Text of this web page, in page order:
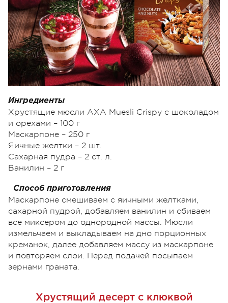
Ингредиенты
Хрустящие мюсли АХА Muesli Crispy с шоколадом
и орехами – 100 г
Маскарпоне – 250 г
Яичные желтки – 2 шт.
Сахарная пудра – 2 ст. л.
Ванилин – 2 г
Способ приготовления
Маскарпоне смешиваем с яичными желтками,
сахарной пудрой, добавляем ванилин и сбиваем
все миксером до однородной массы. Мюсли
измельчаем и выкладываем на дно порционных
креманок, далее добавляем массу из маскарпоне
и повторяем слои. Перед подачей посыпаем
зернами граната.
Хрустящий десерт с клюквой